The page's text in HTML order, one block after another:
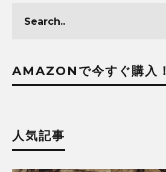
AMAZONで今すぐ購入！
人気記事